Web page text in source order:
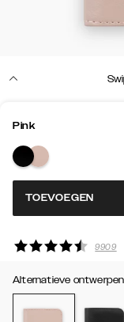
Pink
TOEVOEGEN
Alternatieve ontwerpen